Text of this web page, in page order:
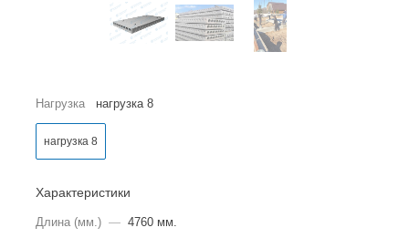
Нагрузка нагрузка 8
нагрузка 8
Характеристики
Длина (мм.) — 4760 мм.